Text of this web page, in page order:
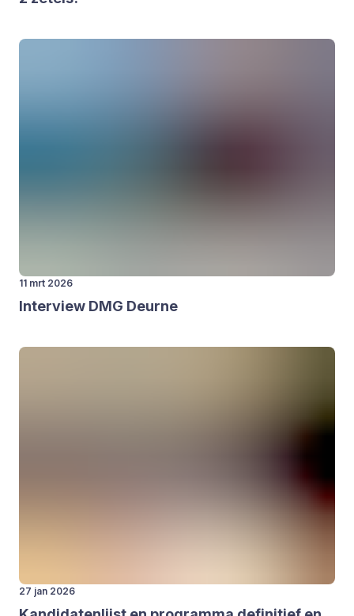
11 mrt 2026
Inter­view DMG Deur­ne
27 jan 2026